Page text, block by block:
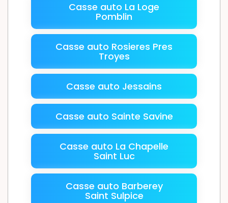
Casse auto La Loge
Pomblin
Casse auto Rosieres Pres
Troyes
Casse auto Jessains
Casse auto Sainte Savine
Casse auto La Chapelle
Saint Luc
Casse auto Barberey
Saint Sulpice